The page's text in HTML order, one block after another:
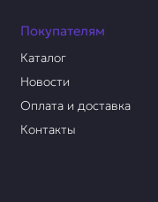
Покупателям
Каталог
Новости
Оплата и доставка
Контакты